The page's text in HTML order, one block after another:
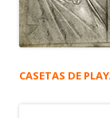
CASETAS DE